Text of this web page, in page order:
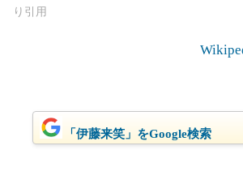
「伊藤来笑」をGoogle検索